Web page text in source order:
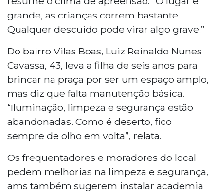
grande, as crianças correm bastante.
Qualquer descuido pode virar algo grave.”
Do bairro Vilas Boas, Luiz Reinaldo Nunes
Cavassa, 43, leva a filha de seis anos para
brincar na praça por ser um espaço amplo,
mas diz que falta manutenção básica.
“Iluminação, limpeza e segurança estão
abandonadas. Como é deserto, fico
sempre de olho em volta”, relata.
Os frequentadores e moradores do local
pedem melhorias na limpeza e segurança,
ams também sugerem instalar academia